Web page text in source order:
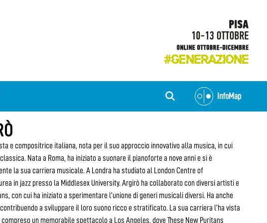
InfoMap
e compositrice italiana, nota per il suo approccio innovativo alla musica, in cui
Nata a Roma, ha iniziato a suonare il pianoforte a nove anni e si è
la sua carriera musicale. A Londra ha studiato al London Centre of
in jazz presso la Middlesex University. Argirò ha collaborato con diversi artisti e
con cui ha iniziato a sperimentare l’unione di generi musicali diversi. Ha anche
a sviluppare il loro suono ricco e stratificato. La sua carriera l’ha vista
un memorabile spettacolo a Los Angeles, dove These New Puritans